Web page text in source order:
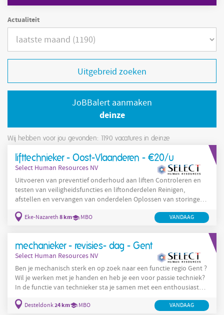
Actualiteit
Uitgebreid zoeken
JoBBalert aanmaken
deinze
Wij hebben voor jou gevonden: 1190 vacatures in deinze
lifttechnieker - Oost-Vlaanderen - €20/u
Select Human Resources NV
Uitvoeren van preventief onderhoud aan liften Controleren en
testen van veiligheidsfuncties en liftonderdelen Reinigen,
afstellen en vervangen van onderdelen Oplossen van storingen
defecten en bepalen van de juiste oplossing Correct en veilig
projectleider,
Eke-Nazareth 8 km MBO VANDAAG
mechanieker - revisies- dag - Gent
Select Human Resources NV
Ben je mechanisch sterk en op zoek naar een functie regio Gent ?
Wil je werken met je handen en heb je een voor passie techniek?
In de functie van technieker sta je samen met een enthousiast
team in voor onderstaande taken: Je reviseert zelfstandig
roterende machines, pompen, ventilatoren, surpressoren op
Desteldonk24 km MBO VANDAAG